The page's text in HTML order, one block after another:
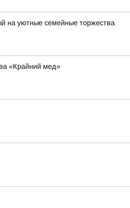
на уютные семейные торжества
«Крайний мед»